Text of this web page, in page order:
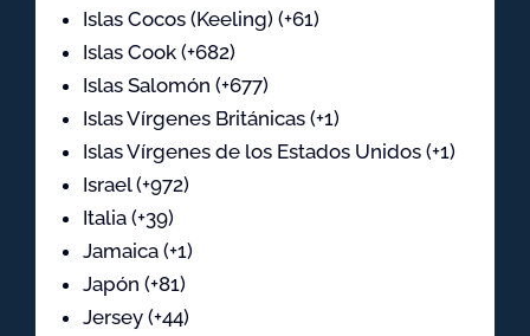
Islas Cocos (Keeling) (+61)
Islas Cook (+682)
Islas Salomón (+677)
Islas Vírgenes Británicas (+1)
Islas Vírgenes de los Estados Unidos (+1)
Israel (+972)
Italia (+39)
Jamaica (+1)
Japón (+81)
Jersey (+44)